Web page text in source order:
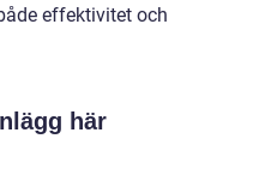
effektivitet och
här